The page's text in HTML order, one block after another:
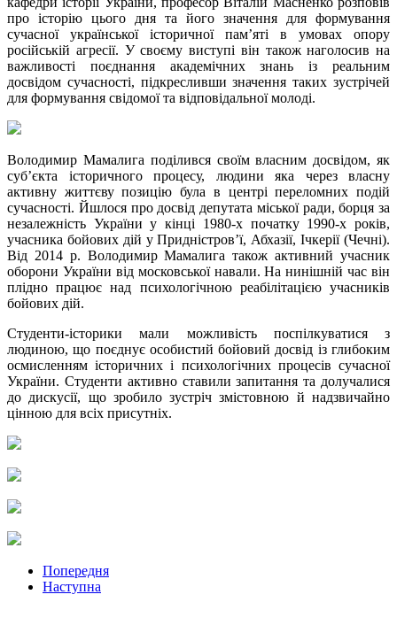
про історію цього дня та його значення для формування
сучасної української історичної пам’яті в умовах опору
російській агресії. У своєму виступі він також наголосив на
важливості поєднання академічних знань із реальним
досвідом сучасності, підкресливши значення таких зустрічей
для формування свідомої та відповідальної молоді.
Володимир Мамалига поділився своїм власним досвідом, як
суб’єкта історичного процесу, людини яка через власну
активну життєву позицію була в центрі переломних подій
сучасності. Йшлося про досвід депутата міської ради, борця за
незалежність України у кінці 1980-х початку 1990-х років,
учасника бойових дій у Придністров’ї, Абхазії, Ічкерії (Чечні).
Від 2014 р. Володимир Мамалига також активний учасник
оборони України від московської навали. На нинішній час він
плідно працює над психологічною реабілітацією учасників
бойових дій.
Студенти-історики мали можливість поспілкуватися з
людиною, що поєднує особистий бойовий досвід із глибоким
осмисленням історичних і психологічних процесів сучасної
України. Студенти активно ставили запитання та долучалися
до дискусії, що зробило зустріч змістовною й надзвичайно
цінною для всіх присутніх.
Попередня
Наступна